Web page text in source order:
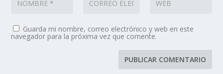
Guarda mi nombre, correo electrónico y web en este
navegador para la próxima vez que comente.